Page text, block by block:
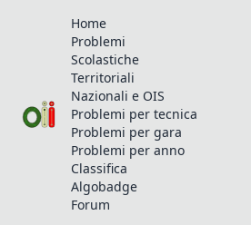
Home
Problemi
Scolastiche
Territoriali
Nazionali e OIS
Problemi per tecnica
Problemi per gara
Problemi per anno
Classifica
Algobadge
Forum